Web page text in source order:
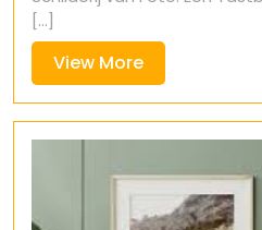
[...]
View MoreView
More